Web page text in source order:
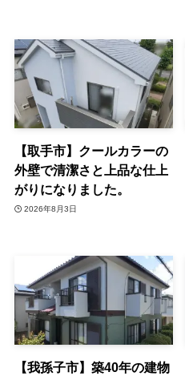
【取手市】クールカラーの
外壁で清潔さと上品な仕上
がりになりました。
2026年8月3日
【我孫子市】築40年の建物